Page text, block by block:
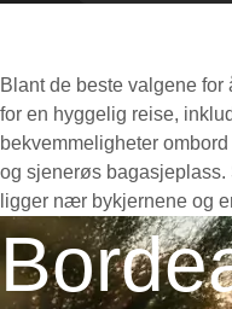
Blant de beste valgene
for en hyggelig reise,
bekvemmeligheter
og sjenerøs bagasjeplass.
ligger nær bykjernene og